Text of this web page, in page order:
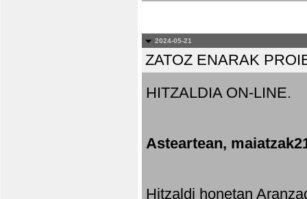
2024-05-21
ZATOZ ENARAK
HITZALDIA ON-LINE.
Asteartean,
Hitzaldi honetan